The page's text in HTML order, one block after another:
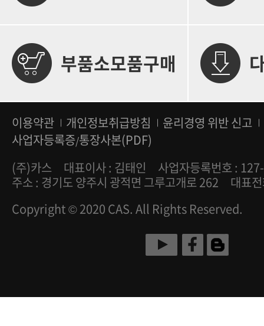
부품소모품구매
이용약관 개인정보취급방침
윤리경영 위반 신고
사업자등록증/통장사본(PDF)
(주)카스
대표이사 : 김태인
사업자등록번호 :
주소 : 경기도 양주시 광적면 그루고개로 262
대표
Copyright © 2020 CAS. All Rights Reserved.